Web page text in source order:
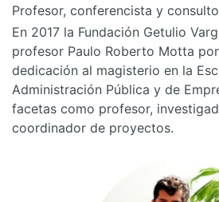
Profesor, conferencista y
En 2017 la Fundación Getulio
profesor Paulo Roberto Motta
dedicación al magisterio en la
Administración Pública y de
facetas como profesor,
coordinador de proyectos.